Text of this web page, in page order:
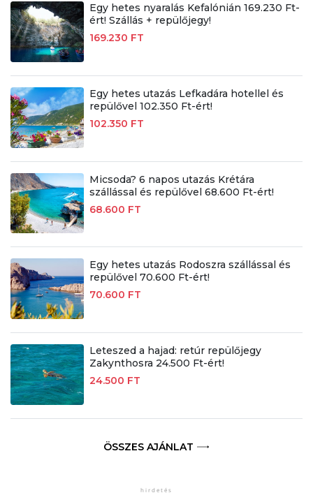
Egy hetes nyaralás Kefalónián 169.230 Ft-
ért! Szállás + repülőjegy!
169.230 FT
Egy hetes utazás Lefkadára hotellel és
repülővel 102.350 Ft-ért!
102.350 FT
Micsoda? 6 napos utazás Krétára
szállással és repülővel 68.600 Ft-ért!
68.600 FT
Egy hetes utazás Rodoszra szállással és
repülővel 70.600 Ft-ért!
70.600 FT
Leteszed a hajad: retúr repülőjegy
Zakynthosra 24.500 Ft-ért!
24.500 FT
ÖSSZES AJÁNLAT